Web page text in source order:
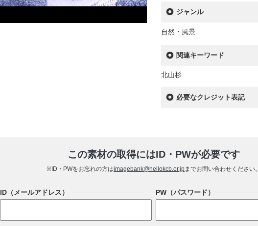
ジャンル
自然・風景
関連キーワード
北山杉
必要なクレジット表記
この素材の取得にはID・PWが必要です
※ID・PWをお忘れの方はimagebank@hellokcb.or.jpまでお問い合わせください。
ID（メールアドレス） PW（パスワード）